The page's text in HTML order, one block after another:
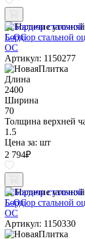
Наличие
Бордюр стальной
ОС
Артикул: 1150277
Длина
2400
Ширина
70
Толщина верхней
1.5
Цена за: шт
2 794₽
Наличие
Бордюр стальной
ОС
Артикул: 1150330